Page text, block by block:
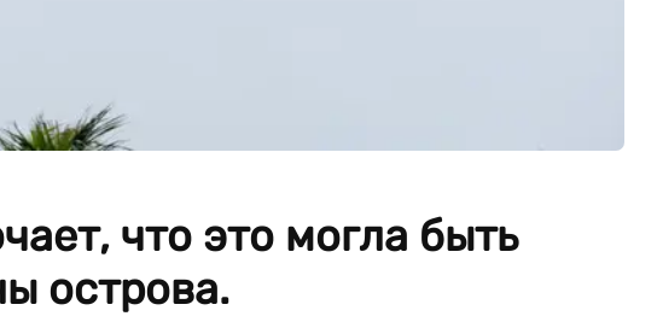
что это могла быть
острова.